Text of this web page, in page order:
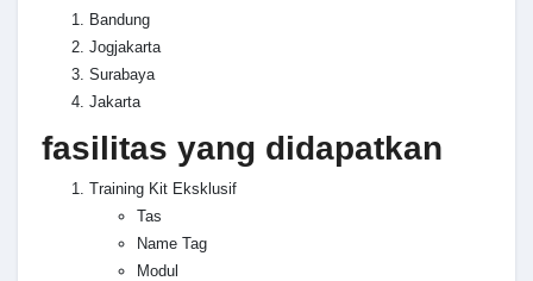
Bandung
Jogjakarta
Surabaya
Jakarta
fasilitas yang didapatkan
Training Kit Eksklusif
Tas
Name Tag
Modul